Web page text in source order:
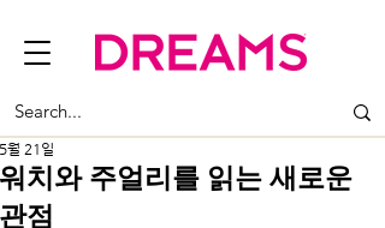
워치와 주얼리를 읽는 새로운
관점
5월 21일